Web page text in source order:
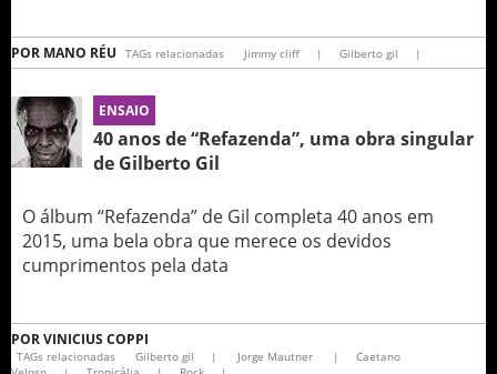
POR MANO RÉU TAGs relacionadas Jimmy cliff | Gilberto gil |
ENSAIO
40 anos de “Refazenda”, uma obra singular
de Gilberto Gil
O álbum “Refazenda” de Gil completa 40 anos em
2015, uma bela obra que merece os devidos
cumprimentos pela data
PORVINICIUS COPPI
TAGs relacionadas Gilberto gil | Jorge Mautner |
Caetano